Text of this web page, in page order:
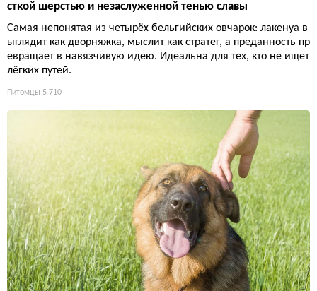
сткой шерстью и незаслуженной тенью славы
Самая непонятая из четырёх бельгийских овчарок: лакенуа в
ыглядит как дворняжка, мыслит как стратег, а преданность пр
евращает в навязчивую идею. Идеальна для тех, кто не ищет
лёгких путей.
Питомцы 5 710